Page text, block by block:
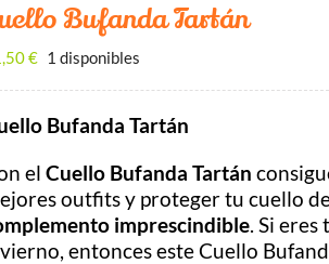
Bufanda Tartán
€ 1 disponibles
Bufanda Tartán
el Cuello Bufanda Tartán
outfits y proteger tu cuello
imprescindible. Si
entonces este Cuello